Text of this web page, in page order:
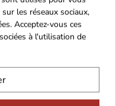
Paiement Sécurisé
les réseaux sociaux,
Acceptez-vous ces
à l'utilisation de